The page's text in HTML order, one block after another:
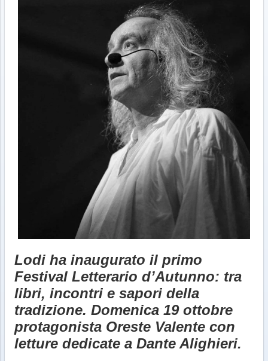
Lodi ha inaugurato il primo
Festival Letterario d’Autunno: tra
libri, incontri e sapori della
tradizione. Domenica 19 ottobre
protagonista Oreste Valente con
letture dedicate a Dante Alighieri.